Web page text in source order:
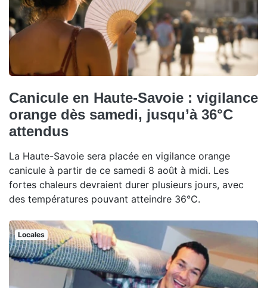
Canicule en Haute-Savoie : vigilance
orange dès samedi, jusqu’à 36°C
attendus
La Haute-Savoie sera placée en vigilance orange
canicule à partir de ce samedi 8 août à midi. Les
fortes chaleurs devraient durer plusieurs jours, avec
des températures pouvant atteindre 36°C.
Locales